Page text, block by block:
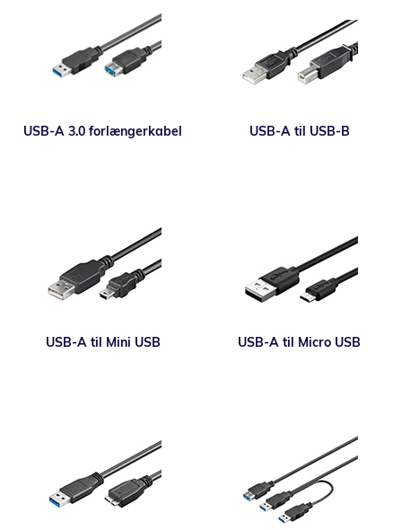
USB-A 3.0 forlængerkabel USB-A til USB-B
USB-A til Mini USB USB-A til Micro USB